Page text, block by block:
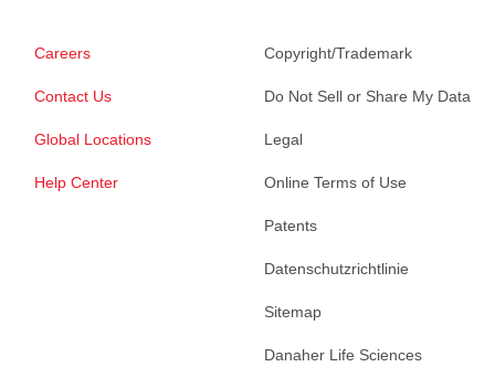
Careers
Contact Us
Global Locations
Help Center
Copyright/Trademark
Do Not Sell or Share My Data
Legal
Online Terms of Use
Patents
Datenschutzrichtlinie
Sitemap
Danaher Life Sciences